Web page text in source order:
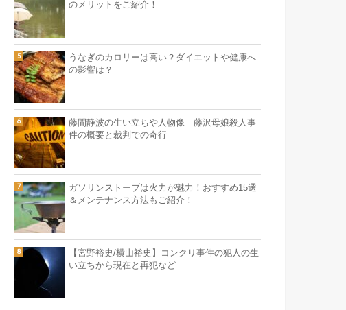
のメリットをご紹介！
うなぎのカロリーは高い？ダイエットや健康へ
の影響は？
藤間静波の生い立ちや人物像｜藤沢母娘殺人事
件の概要と裁判での奇行
ガソリンストーブは火力が魅力！おすすめ15選
＆メンテナンス方法もご紹介！
【宮野裕史/横山裕史】コンクリ事件の犯人の生
い立ちから現在と再犯など